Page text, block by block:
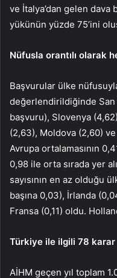
ve İtalya’dan gelen dava
yükünün yüzde 75’ini
Nüfusla orantılı olarak
Başvurular ülke
değerlendirildiğinde San
başvuru), Slovenya
(2,63), Moldova (2,60)
Avrupa ortalamasının
0,98 ile orta sırada yer
sayısının en az olduğu
başına 0,03), İrlanda
Fransa (0,11) oldu.
Türkiye ile ilgili 78 karar
AİHM geçen yıl toplam